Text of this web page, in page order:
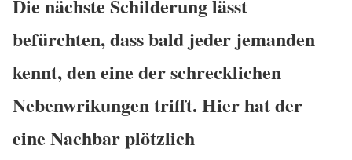
Die nächste Schilderung lässt
befürchten, dass bald jeder jemanden
kennt, den eine der schrecklichen
Nebenwrikungen trifft. Hier hat der
eine Nachbar plötzlich